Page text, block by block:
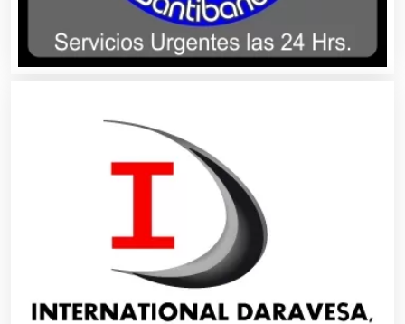
Artículos de Piel
Artículos Deportivos
Artículos Importados
Artículos para el Hogar